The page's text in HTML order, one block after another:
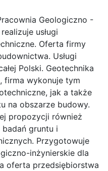
Geologiczno -
usługi
Oferta firmy
Usługi
Polski. Geotechnika
firma wykonuje tym
jak a także
na obszarze budowy.
propozycji również
gruntu i
Przygotowuje
inżynierskie dla
oferta przedsiębiorstwa